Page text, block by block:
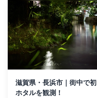
滋賀県・長浜市｜街中で初
ホタルを観測！